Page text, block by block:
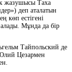
жазушысы Таха
деп аталатын
көп естігені
Мұнда да бір
Тайпольский де
Цезармен